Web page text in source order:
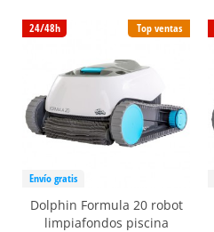
Top ventas
24/48h
Envío gratis
Dolphin Formula 20 robot
limpiafondos piscina